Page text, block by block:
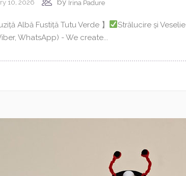
10, 2026 by Irina Padure
Albă Fustiță Tutu Verde 】 Strălucire și Veselie
WhatsApp) - We create...